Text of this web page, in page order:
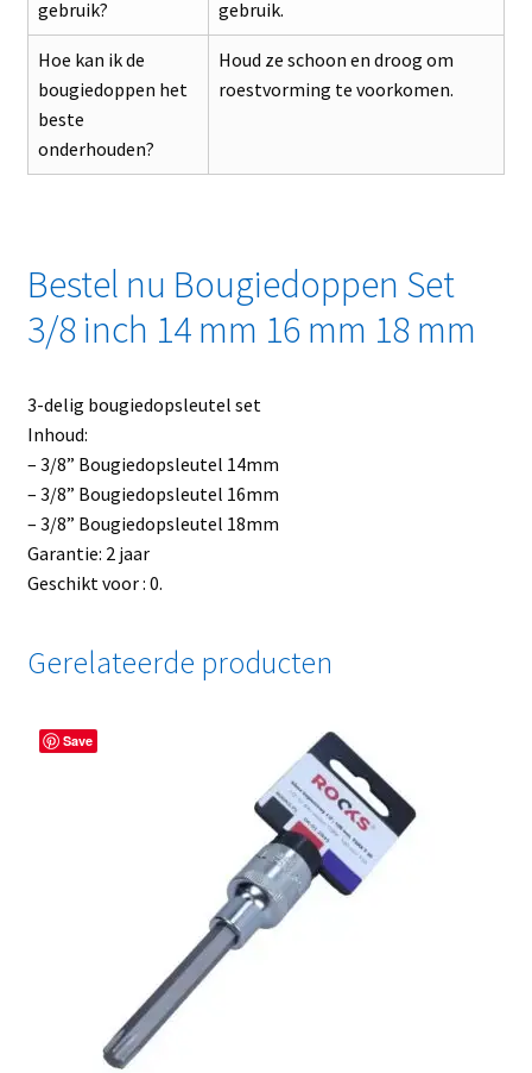
gebruik? gebruik.
Hoe kan ik de
bougiedoppen het
beste
onderhouden?
Houd ze schoon en droog om
roestvorming te voorkomen.
Bestel nu Bougiedoppen Set
3/8 inch 14 mm 16 mm 18 mm
3-delig bougiedopsleutel set
Inhoud:
– 3/8” Bougiedopsleutel 14mm
– 3/8” Bougiedopsleutel 16mm
– 3/8” Bougiedopsleutel 18mm
Garantie: 2 jaar
Geschikt voor : 0.
Gerelateerde producten
Save